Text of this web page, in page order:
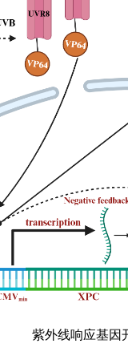
紫外线响应基因